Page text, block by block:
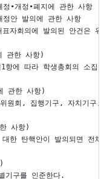
∙개정∙폐지에 관한 사항
안 발의에 관한 사항
자회의에 발의된 안건은
관한 사항)
1항에 따라 학생총회의
관한 사항)
위원회, 집행기구, 자치기
사항)
한 탄핵안이 발의되면 전
기구를 인준한다.